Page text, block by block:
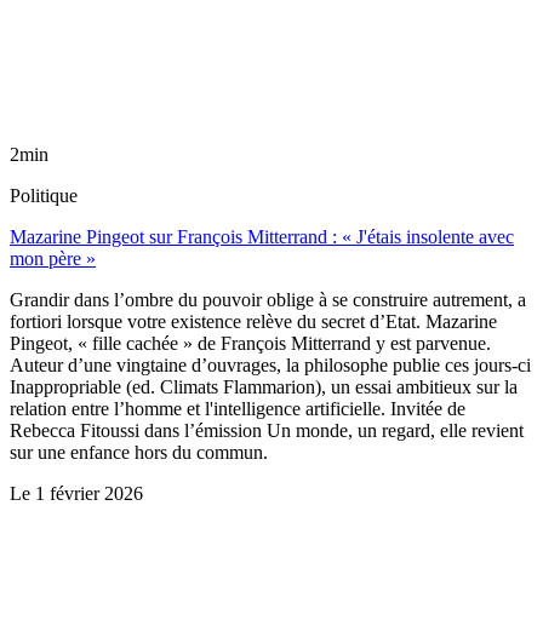
2min
Politique
Mazarine Pingeot sur François Mitterrand : « J'étais insolente avec
mon père »
Grandir dans l’ombre du pouvoir oblige à se construire autrement, a
fortiori lorsque votre existence relève du secret d’Etat. Mazarine
Pingeot, « fille cachée » de François Mitterrand y est parvenue.
Auteur d’une vingtaine d’ouvrages, la philosophe publie ces jours-ci
Inappropriable (ed. Climats Flammarion), un essai ambitieux sur la
relation entre l’homme et l'intelligence artificielle. Invitée de
Rebecca Fitoussi dans l’émission Un monde, un regard, elle revient
sur une enfance hors du commun.
Le 1 février 2026